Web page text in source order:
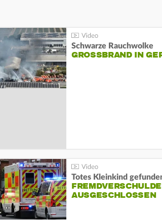
Schwarze Rauchwolke
GROSSBRAND IN
Totes Kleinkind
AUSGESCHLOSSEN